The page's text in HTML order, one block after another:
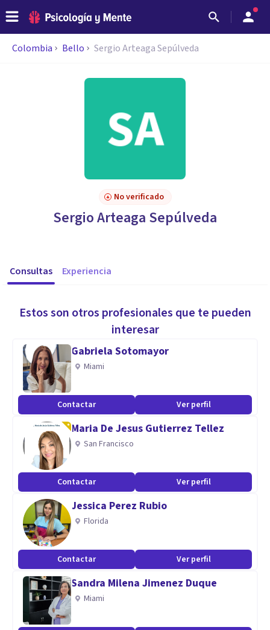
Colombia Bello Sergio Arteaga Sepúlveda
No verificado
Sergio Arteaga Sepúlveda
Consultas Experiencia
Estos son otros profesionales que te pueden
interesar
Gabriela Sotomayor
Miami
Contactar Ver perfil
Maria De Jesus Gutierrez Tellez
San Francisco
Contactar Ver perfil
Jessica Perez Rubio
Florida
Contactar Ver perfil
Sandra Milena Jimenez Duque
Miami